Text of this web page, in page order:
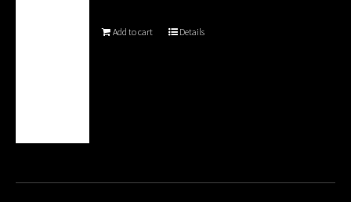
Add to cart Details